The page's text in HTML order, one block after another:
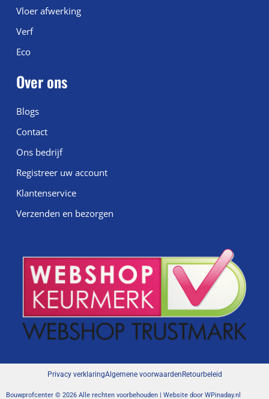
Vloer afwerking
Verf
Eco
Over ons
Blogs
Contact
Ons bedrijf
Registreer uw account
Klantenservice
Verzenden en bezorgen
Bouwprofcenter © 2026 Alle rechten voorbehouden | Website door WPinaday.nl
Privacy verklaringAlgemene voorwaarden Retourbeleid